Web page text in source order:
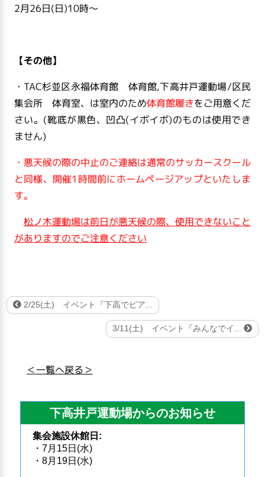
2月26日(日)10時～
【その他】
・TAC杉並区永福体育館 体育館,下高井戸運動場/区民
集会所 体育室、は室内のため体育館履きをご用意くだ
さい。(靴底が黒色、凹凸(イボイボ)のものは使用でき
ません)
・悪天候の際の中止のご連絡は通常のサッカースクール
と同様、開催1時間前にホームページアップといたしま
す。
松ノ木運動場は前日が悪天候の際、使用できないこと
がありますのでご注意ください
2/25(土) イベント『下高でピア...
3/11(土) イベント『みんなでイ...
＜一覧へ戻る＞
下高井戸運動場からのお知らせ
集会施設休館日:
・7月15日(水)
・8月19日(水)